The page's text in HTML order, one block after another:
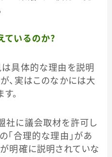
いるのか？
は具体的な理由を説明
、実はこのなかには大
。
社に議会取材を許可し
「合理的な理由」があ
明確に説明されていな